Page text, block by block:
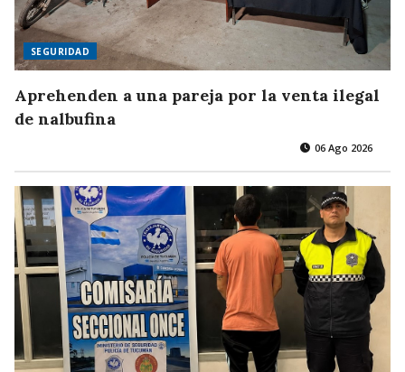
SEGURIDAD
Aprehenden a una pareja por la venta ilegal
de nalbufina
06 Ago 2026